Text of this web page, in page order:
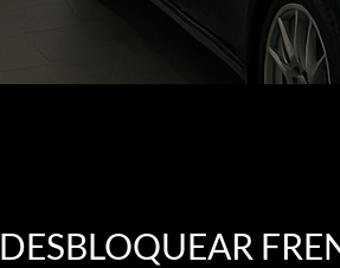
DESBLOQUEAR